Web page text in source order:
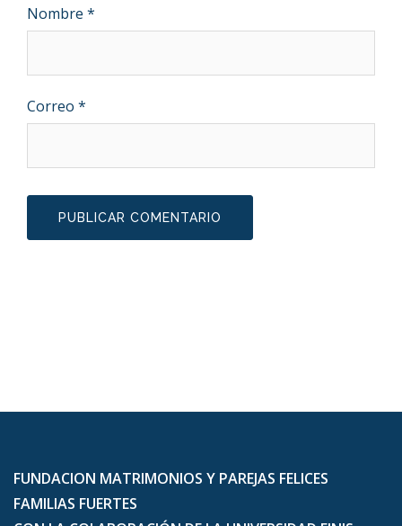
Nombre *
Correo *
FUNDACION MATRIMONIOS Y PAREJAS FELICES
FAMILIAS FUERTES